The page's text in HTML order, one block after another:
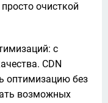
очисткой
с
CDN
оптимизацию без
возможных